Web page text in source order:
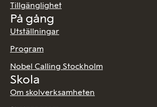
Tillgänglighet
På gång
Utställningar
Program
Nobel Calling Stockholm
Skola
Om skolverksamheten